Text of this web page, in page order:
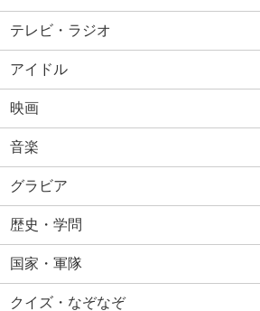
テレビ・ラジオ
アイドル
映画
音楽
グラビア
歴史・学問
国家・軍隊
クイズ・なぞなぞ